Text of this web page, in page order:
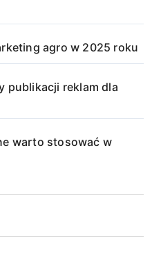
agro w 2025 roku
publikacji reklam dla
warto stosować w